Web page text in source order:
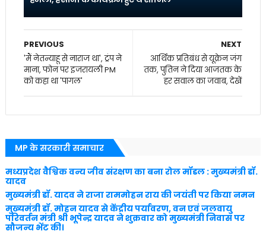
NEXT
आर्थिक प्रतिबंध से यूक्रेन जंग
तक, पुतिन ने दिया आजतक के
हर सवाल का जवाब, देखें
PREVIOUS
'मैं नेतन्याहू से नाराज था', ट्रंप ने
माना, फोन पर इजरायली PM
को कहा था 'पागल'
MP के सरकारी समाचार
मध्यप्रदेश वैश्विक वन्य जीव संरक्षण का बना रोल मॉडल : मुख्यमंत्री डॉ.
यादव
मुख्यमंत्री डॉ. यादव ने राजा राममोहन राय की जयंती पर किया नमन
मुख्यमंत्री डॉ. मोहन यादव से केंद्रीय पर्यावरण, वन एवं जलवायु
परिवर्तन मंत्री श्री भूपेन्द्र यादव ने शुक्रवार को मुख्यमंत्री निवास पर
सौजन्य भेंट की।